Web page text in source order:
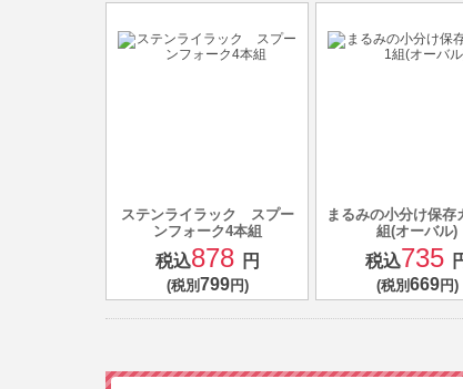
ステンライラック スプー
ンフォーク4本組
税込878 円
(税別799円)
まるみの小分け保存
組(オーバル)
税込735
(税別669円)